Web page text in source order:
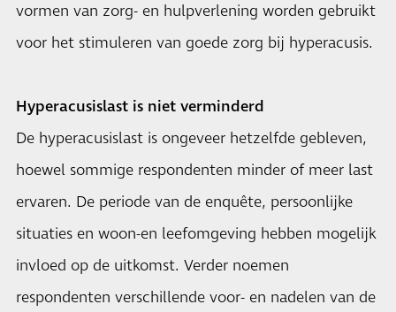
vormen van zorg- en hulpverlening worden gebruikt
voor het stimuleren van goede zorg bij hyperacusis.
Hyperacusislast is niet verminderd
De hyperacusislast is ongeveer hetzelfde gebleven,
hoewel sommige respondenten minder of meer last
ervaren. De periode van de enquête, persoonlijke
situaties en woon-en leefomgeving hebben mogelijk
invloed op de uitkomst. Verder noemen
respondenten verschillende voor- en nadelen van de